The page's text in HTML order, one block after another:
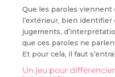
Que les paroles viennent
l’extérieur, bien identifier
jugements,
que ces paroles ne
Et pour cela, il faut
Un jeu pour